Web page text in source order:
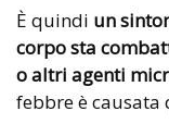
È quindi un
corpo sta
o altri agenti
febbre è causata